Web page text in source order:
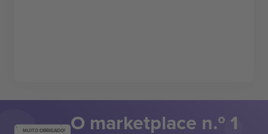
MUITO OBRIGADO! O marketplace n.º 1